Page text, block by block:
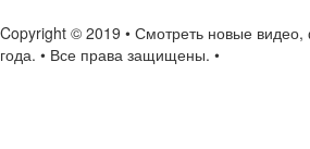
Copyright © 2019 • Смотреть новые
года. • Все права защищены. •